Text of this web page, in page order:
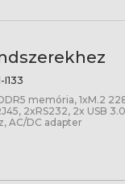
I133
memória, 1xM.2
2xRS232, 2x USB
AC/DC adapter